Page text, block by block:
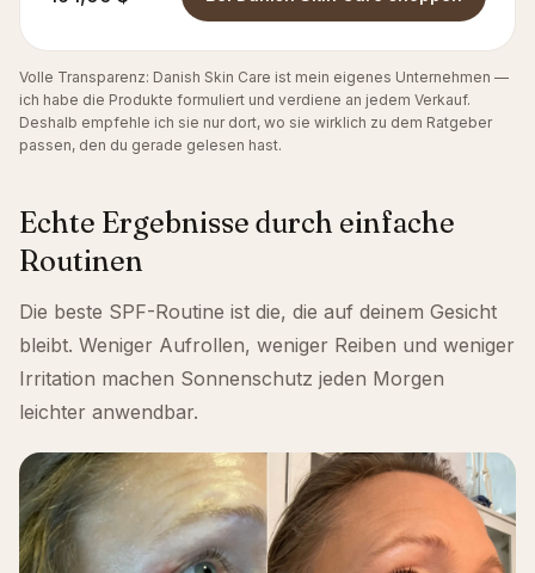
Volle Transparenz: Danish Skin Care ist mein eigenes Unternehmen —
ich habe die Produkte formuliert und verdiene an jedem Verkauf.
Deshalb empfehle ich sie nur dort, wo sie wirklich zu dem Ratgeber
passen, den du gerade gelesen hast.
Echte Ergebnisse durch einfache
Routinen
Die beste SPF-Routine ist die, die auf deinem Gesicht
bleibt. Weniger Aufrollen, weniger Reiben und weniger
Irritation machen Sonnenschutz jeden Morgen
leichter anwendbar.